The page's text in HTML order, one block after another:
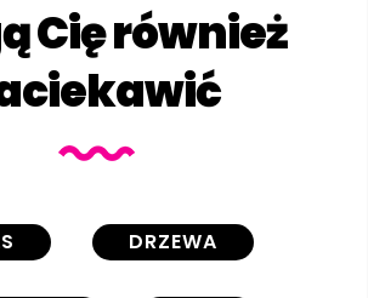
Cię również
DRZEWA